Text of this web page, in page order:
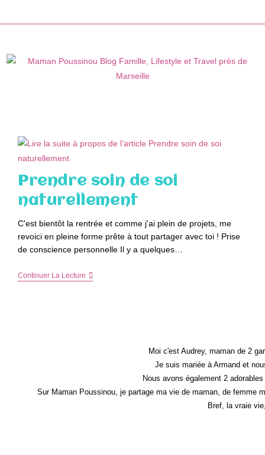
Prendre soin de soi
naturellement
C'est bientôt la rentrée et comme j'ai plein de projets, me
revoici en pleine forme prête à tout partager avec toi ! Prise
de conscience personnelle Il y a quelques…
Continuer La LecturePrendre
Moi c'est Audrey, maman de 2
Je suis mariée à Armand et
Nous avons également 2
Sur Maman Poussinou, je partage ma vie de maman, de femme
Bref, la vraie